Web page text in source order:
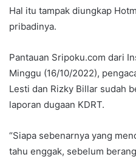
Hal itu tampak diungkap
pribadinya.
Pantauan Sripoku.com dari
Minggu (16/10/2022),
Lesti dan Rizky Billar sudah
laporan dugaan KDRT.
“Siapa sebenarnya yang
tahu enggak, sebelum